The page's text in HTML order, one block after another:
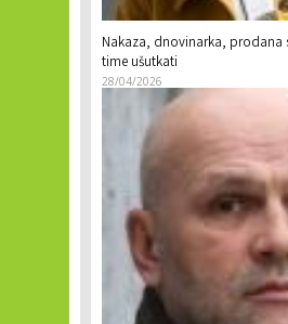
Nakaza, dnovinarka, prodana
time ušutkati
28/04/2026